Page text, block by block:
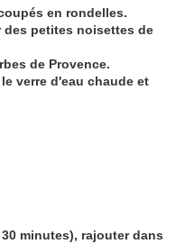
en rondelles.
petites noisettes de
de Provence.
verre d'eau chaude et
minutes), rajouter dans